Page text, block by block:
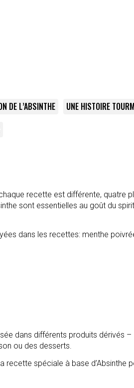
DE L’ABSINTHE
UNE HISTOIRE
recette est différente, quatre
sont essentielles au goût du
dans les recettes: menthe
dans différents produits
ou des desserts.
recette spéciale à base d’Absinthe